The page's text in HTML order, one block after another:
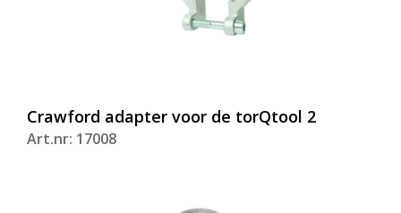
Crawford adapter voor de torQtool 2
Art.nr: 17008